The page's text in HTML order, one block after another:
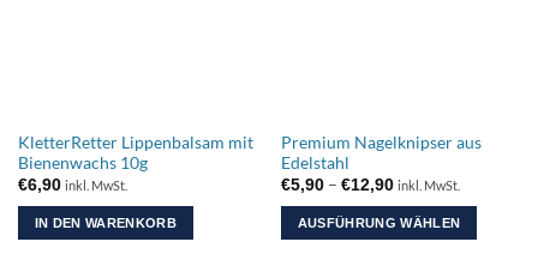
gewählt
werden
gewählt
werden
KletterRetter Lippenbalsam mit
Bienenwachs 10g
€6,90 inkl. MwSt.
IN DEN WARENKORB
Premium Nagelknipser aus
Edelstahl
€5,90 – €12,90Preisspanne:
bis
€12,90
inkl. MwSt.
AUSFÜHRUNG WÄHLEN